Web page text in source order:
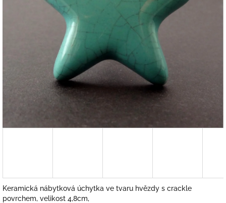
Keramická nábytková úchytka ve tvaru hvězdy s crackle
povrchem, velikost 4,8cm,